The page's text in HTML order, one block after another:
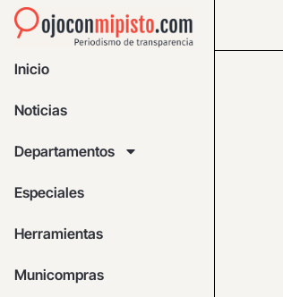
Inicio
Noticias
Departamentos
Especiales
Herramientas
Municompras